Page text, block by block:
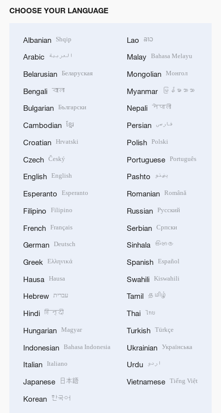
CHOOSE YOUR LANGUAGE
Albanian Shqip
Arabic العربية
Belarusian Беларуская
Bengali বাংলা
Bulgarian Български
Cambodian ខ្មែរ
Croatian Hrvatski
Czech Český
English English
Esperanto Esperanto
Filipino Filipino
French Français
German Deutsch
Greek Ελληνικά
Hausa Hausa
Hebrew עברית
Hindi हिन्दी
Hungarian Magyar
Indonesian Bahasa Indonesia
Italian Italiano
Japanese 日本語
Korean 한국어
Lao ລາວ
Malay Bahasa Melayu
Mongolian Монгол
Myanmar မြန်မာဘာသာ
Nepali नेपाली
Persian فارسی
Polish Polski
Portuguese Português
Pashto پښتو
Romanian Română
Russian Русский
Serbian Српски
Sinhala සිංහල
Spanish Español
Swahili Kiswahili
Tamil தமிழ்
Thai ไทย
Turkish Türkçe
Ukrainian Українська
Urdu اردو
Vietnamese Tiếng Việt